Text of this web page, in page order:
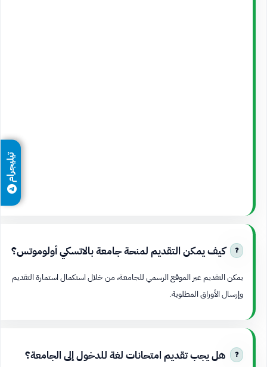
كيف يمكن التقديم لمنحة جامعة بالاتسكي أولوموتس؟
يمكن التقديم عبر الموقع الرسمي للجامعة، من خلال استكمال استمارة التقديم
وإرسال الأوراق المطلوبة.
هل يجب تقديم امتحانات لغة للدخول إلى الجامعة؟
تيليجرام